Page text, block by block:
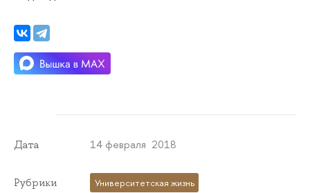
Дата 14 февраля 2018
Рубрики Университетская жизнь